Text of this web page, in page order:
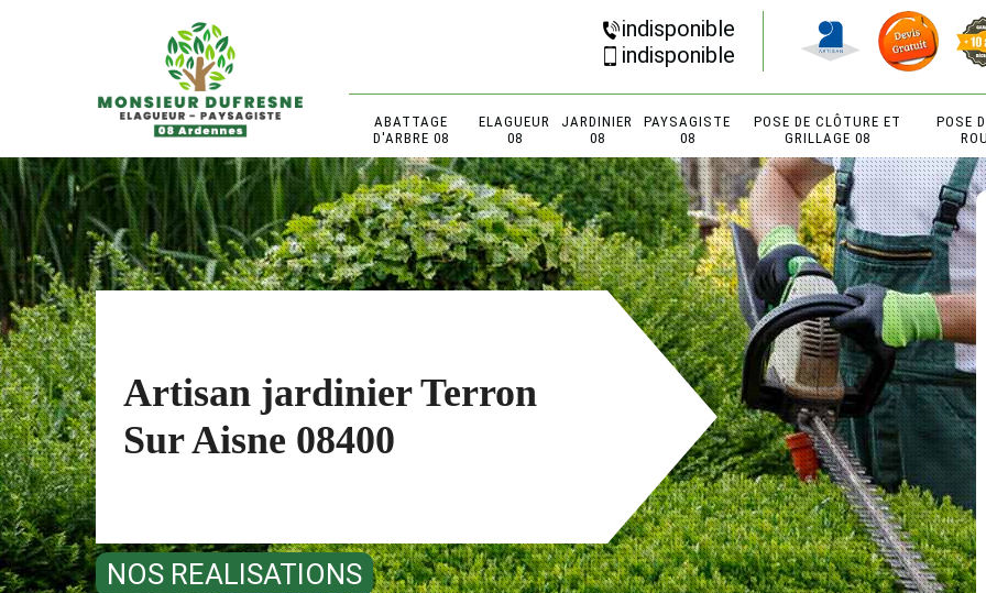
indisponible
indisponible
ABATTAGE
D'ARBRE 08
ELAGUEUR
08
JARDINIER
08
PAYSAGISTE
08
POSE DE CLÔTURE ET
GRILLAGE 08
POSE
Artisan jardinier Terron
Sur Aisne 08400
NOS REALISATIONS